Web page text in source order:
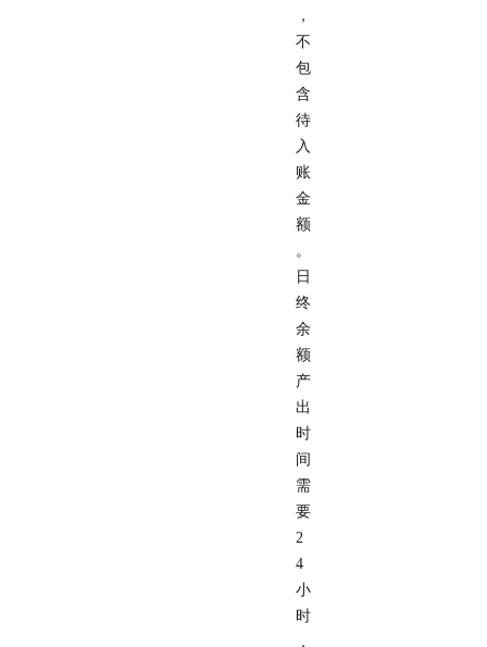
，
不
包
含
待
入
账
金
额
。
日
终
余
额
产
出
时
间
需
要
2
4
小
时
，